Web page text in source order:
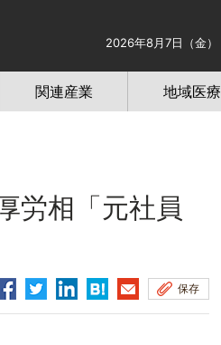
2026年8月7日（金）
関連産業 地域医療
相「元社員
保存